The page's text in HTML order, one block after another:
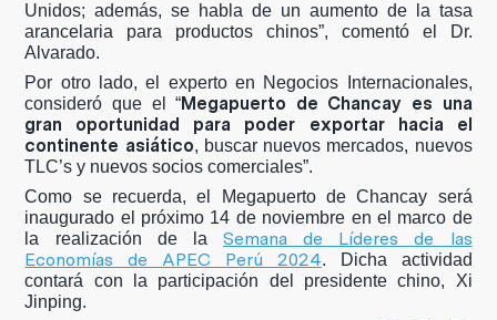
Unidos; además, se habla de un aumento de la tasa
arancelaria para productos chinos”, comentó el Dr.
Alvarado.
Por otro lado, el experto en Negocios Internacionales,
consideró que el “Megapuerto de Chancay es una
gran oportunidad para poder exportar hacia el
continente asiático, buscar nuevos mercados, nuevos
TLC’s y nuevos socios comerciales”.
Como se recuerda, el Megapuerto de Chancay será
inaugurado el próximo 14 de noviembre en el marco de
la realización de la Semana de Líderes de las
Economías de APEC Perú 2024. Dicha actividad
contará con la participación del presidente chino, Xi
Jinping.